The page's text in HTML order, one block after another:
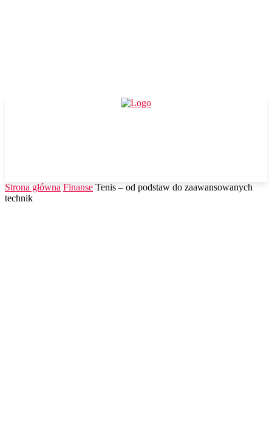
Strona główna Finanse Tenis – od podstaw do zaawansowanych
technik